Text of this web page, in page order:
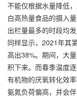
不能仅根据水量降低
白高热量食品的摄入
出栏量最多的时段均
同样显示，2021年其
高出38%。期间，大
积下来。而春季温度
有机物的厌氧转化效
氨氮负荷偏高，并会